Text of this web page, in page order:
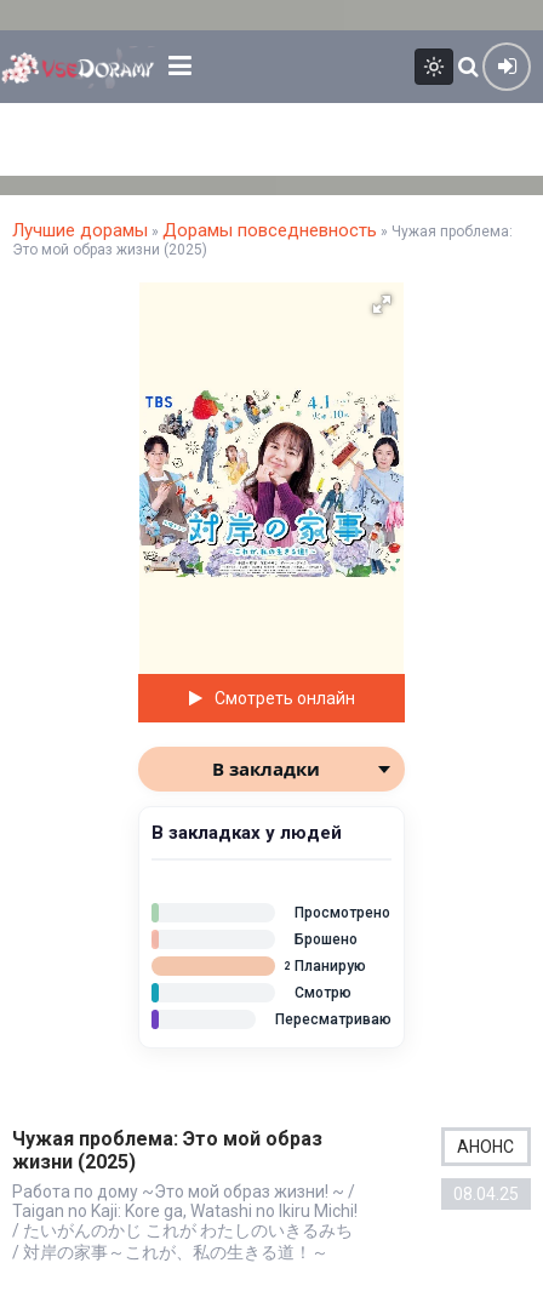
Лучшие дорамы » Дорамы повседневность » Чужая проблема:
Это мой образ жизни (2025)
Смотреть онлайн
В закладки
В закладках у людей
Просмотрено
Брошено
Планирую
2
Смотрю
Пересматриваю
Чужая проблема: Это мой образ
жизни (2025)
Работа по дому ~Это мой образ жизни! ~ /
Taigan no Kaji: Kore ga, Watashi no Ikiru Michi!
/ たいがんのかじ これが わたしのいきるみち
/ 対岸の家事～これが、私の生きる道！～
АНОНС
08.04.25